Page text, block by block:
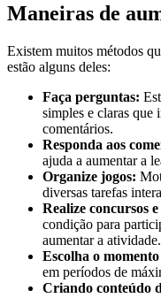
Maneiras de
Existem muitos métodos
estão alguns deles:
Faça perguntas:
simples e claras que
comentários.
Responda aos
ajuda a aumentar a
Organize jogos:
diversas tarefas
Realize concursos
condição para
aumentar a atividade.
Escolha o
em períodos de
Criando conteúdo